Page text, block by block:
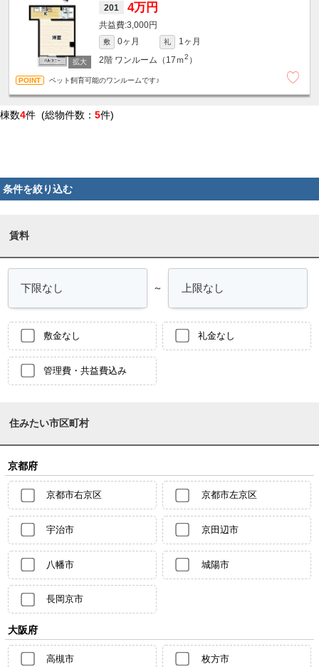
201 4万円
3,000円
敷 0ヶ月 礼
1ヶ月
2階 ワンルーム（17ｍ2 ）
ペット飼育可能のワンルームです♪
棟数4件 (総物件数： 5件)
条件を絞り込む
賃料
～
敷金なし 礼金なし
管理費・共益費込み
住みたい市区町村
京都府
京都市右京区 京都市左京区
宇治市 京田辺市
八幡市 城陽市
長岡京市
大阪府
高槻市 枚方市